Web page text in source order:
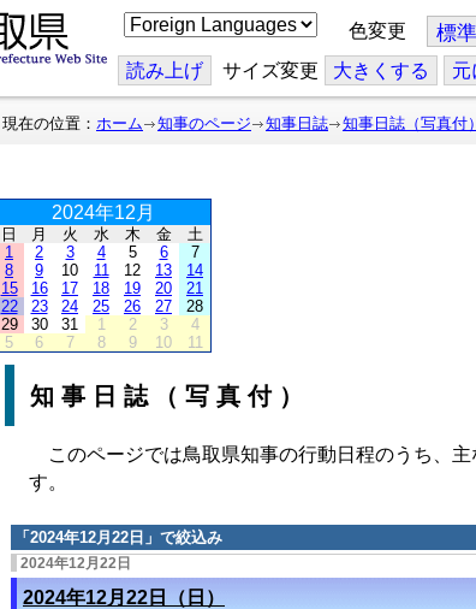
こ
の
ジ
を
翻
色変更 標準
読み上げ サイズ変更 大きくする 元
現在の位置： ホーム 知事のページ 知事日誌 知事日誌（写真付）
2024年12月
日 月 火 水 木 金
土
1
2 3 4 5 6
7
8
9 10 11 12 13
14
15
16 17 18 19 20
21
22
23 24 25 26 27
28
29
30 31 1 2 3
4
5
6 7 8 9 10 11
知事日誌（写真付）
このページでは鳥取県知事の行動日程のうち、
す。
「 2024年12月22日 」で絞込み
2024年12月22日
2024年12月22日（日）